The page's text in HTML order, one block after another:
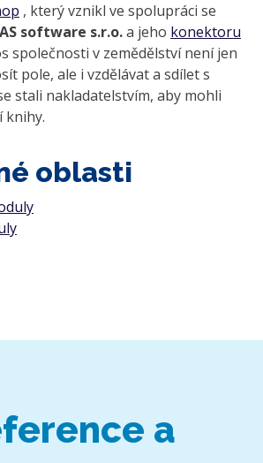
, který vznikl ve spolupráci se
software s.r.o.a jeho konektoru
společnosti v zemědělství není jen
pole, ale i vzdělávat a sdílet s
stali nakladatelstvím, aby mohli
knihy.
oblasti
a